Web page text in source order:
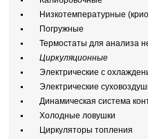
Низкотемпературные
Погружные
Термостаты для анализа
Циркуляционные
Электрические с
Электрические
Динамическая система
Холодные ловушки
Циркуляторы топления